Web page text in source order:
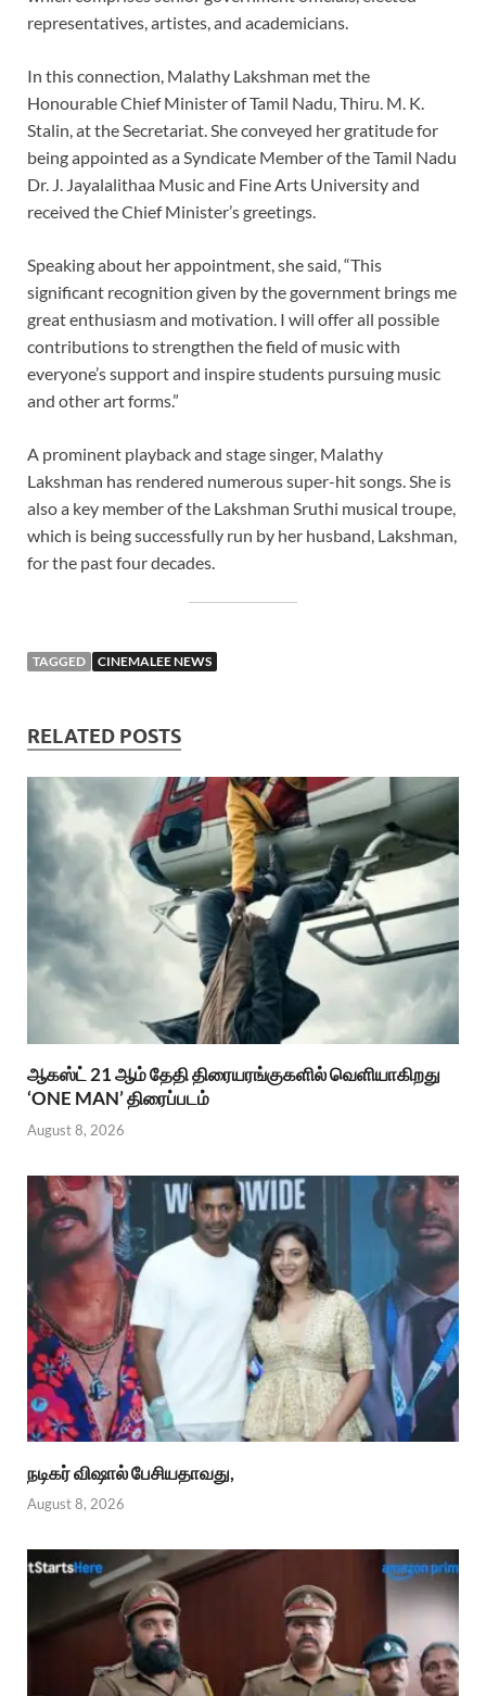
representatives, artistes, and academicians.
In this connection, Malathy Lakshman met the
Honourable Chief Minister of Tamil Nadu, Thiru. M. K.
Stalin, at the Secretariat. She conveyed her gratitude for
being appointed as a Syndicate Member of the Tamil Nadu
Dr. J. Jayalalithaa Music and Fine Arts University and
received the Chief Minister’s greetings.
Speaking about her appointment, she said, “This
significant recognition given by the government brings me
great enthusiasm and motivation. I will offer all possible
contributions to strengthen the field of music with
everyone’s support and inspire students pursuing music
and other art forms.”
A prominent playback and stage singer, Malathy
Lakshman has rendered numerous super-hit songs. She is
also a key member of the Lakshman Sruthi musical troupe,
which is being successfully run by her husband, Lakshman,
for the past four decades.
TAGGED CINEMALEE NEWS
RELATED POSTS
ஆகஸ்ட் 21 ஆம் தேதி திரையரங்குகளில் வெளியாகிறது
‘ONE MAN’ திரைப்படம்
August 8, 2026
நடிகர் விஷால் பேசியதாவது,
August 8, 2026